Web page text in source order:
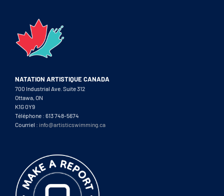
NATATION ARTISTIQUE CANADA
700 Industrial Ave. Suite 312
Ottawa, ON
K1G 0Y9
Téléphone : 613 748-5674
Courriel : info@artisticswimming.ca